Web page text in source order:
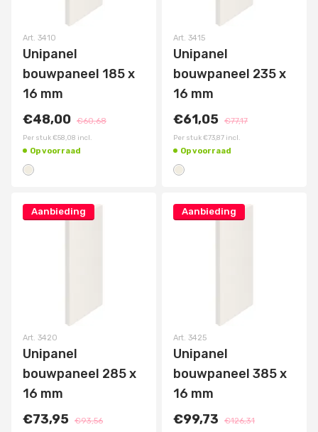
Art. 3410
Unipanel
bouwpaneel 185 x
16 mm
€48,00 €60,68
Per stuk€58,08 incl.
Op voorraad
Art. 3415
Unipanel
bouwpaneel 235 x
16 mm
€61,05 €77,17
Per stuk€73,87 incl.
Op voorraad
Aanbieding
Art. 3420
Unipanel
bouwpaneel 285 x
16 mm
€73,95 €93,56
Aanbieding
Art. 3425
Unipanel
bouwpaneel 385 x
16 mm
€99,73
€126,31